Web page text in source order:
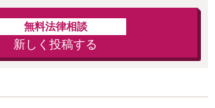
無料法律相談
新しく投稿する